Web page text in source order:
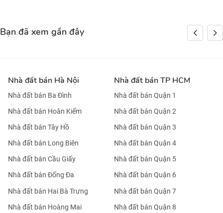
Bạn đã xem gần đây
Nhà đất bán Hà Nội
Nhà đất bán Ba Đình
Nhà đất bán Hoàn Kiếm
Nhà đất bán Tây Hồ
Nhà đất bán Long Biên
Nhà đất bán Cầu Giấy
Nhà đất bán Đống Đa
Nhà đất bán Hai Bà Trưng
Nhà đất bán Hoàng Mai
Nhà đất bán TP HCM
Nhà đất bán Quận 1
Nhà đất bán Quận 2
Nhà đất bán Quận 3
Nhà đất bán Quận 4
Nhà đất bán Quận 5
Nhà đất bán Quận 6
Nhà đất bán Quận 7
Nhà đất bán Quận 8